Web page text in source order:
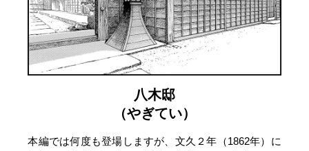
八木邸
（やぎてい）
本編では何度も登場しますが、文久２年（1862年）に